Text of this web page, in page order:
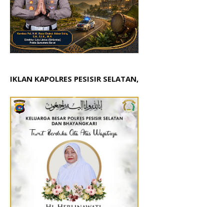
IKLAN KAPOLRES PESISIR SELATAN,